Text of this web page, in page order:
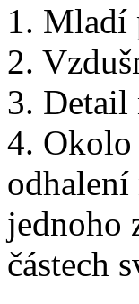
1. Mladí
2.
3. Detail
4. Okolo
jednoho
částech